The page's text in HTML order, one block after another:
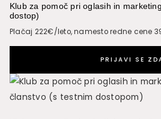
Klub za pomoč pri oglasih in
dostop)
Plačaj 222€/leto, namesto redne cene
PRIJAVI SE